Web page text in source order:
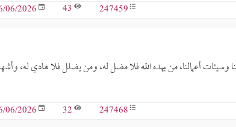
247459
43
06/2026
وسيئات أعمالنا، من يهده الله فلا مضل له، ومن يضلل فلا هادي له،
247468
32
06/2026